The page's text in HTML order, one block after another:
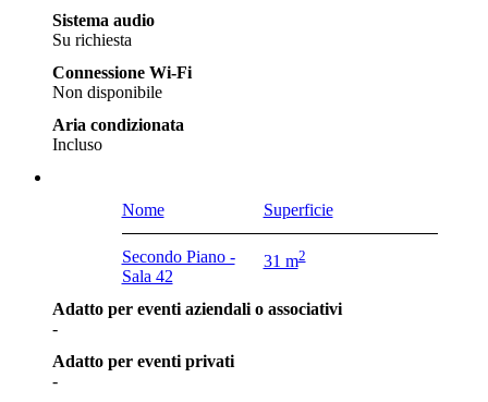
Sistema audio
Su richiesta
Connessione Wi-Fi
Non disponibile
Aria condizionata
Incluso
Nome Superficie
Secondo Piano -
Sala 42
31 m2
Adatto per eventi aziendali o associativi
-
Adatto per eventi privati
-